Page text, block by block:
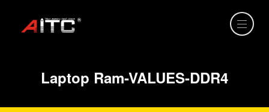
Laptop Ram-VALUES-DDR4